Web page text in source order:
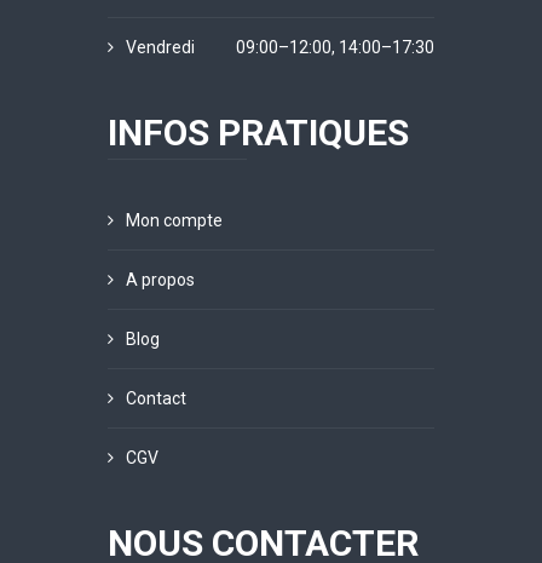
Vendredi 09:00–12:00, 14:00–17:30
INFOS PRATIQUES
Mon compte
A propos
Blog
Contact
CGV
NOUS CONTACTER